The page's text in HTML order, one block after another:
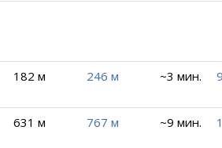
182 м 246 м ~3 мин.
631 м 767 м ~9 мин.